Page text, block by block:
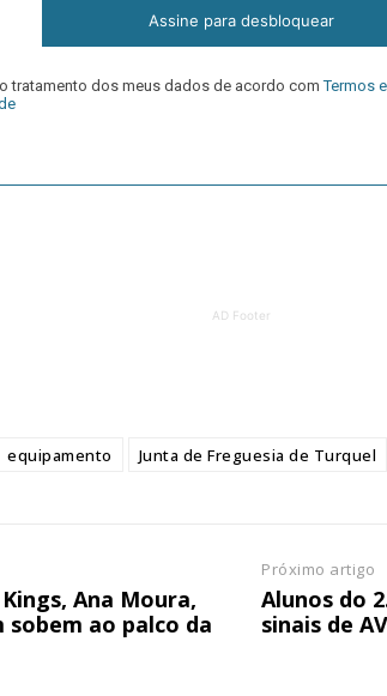
Faça-se assinante do Região
ASSINATURA
12 meses
Acesso ao conteúdo online
Escolha o plano
Assine para desbloquear
tratamento dos meus dados de acordo comTermos
AD Footer
equipamento Junta de Freguesia de Turquel
Ana Moura,
ao palco da
Próximo artigo
Alunos do
sinais de